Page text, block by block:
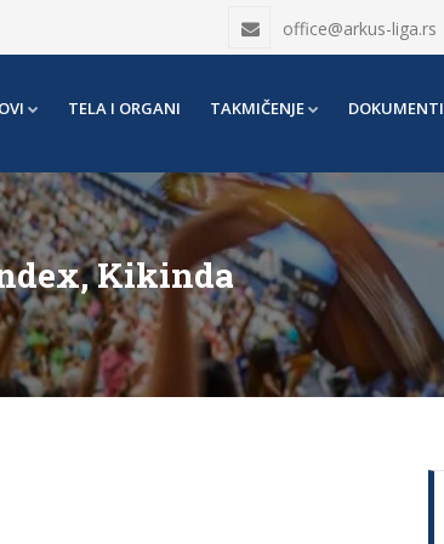
office@arkus-liga.rs
TELA I ORGANI TAKMIČENJE DOKUMENTI
Kikinda